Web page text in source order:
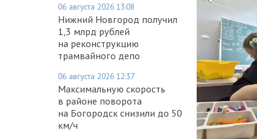
06 августа 2026 13:08
Нижний Новгород получил
1,3 млрд рублей
на реконструкцию
трамвайного депо
06 августа 2026 12:37
Максимальную скорость
в районе поворота
на Богородск снизили до 50
км/ч